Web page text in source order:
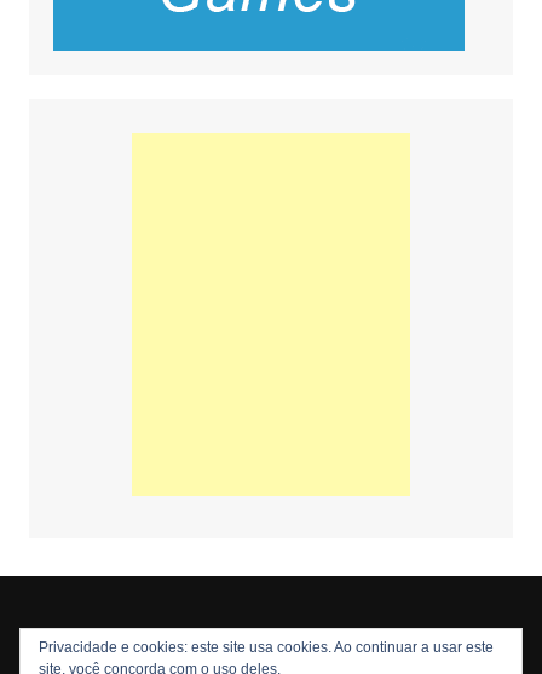
Copyright © 2026 Nós Nerds. Todos os direitos reservados
Privacidade e cookies: este site usa cookies. Ao continuar a usar este
site, você concorda com o uso deles.